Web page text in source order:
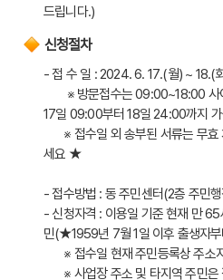
드립니다.)
신청절차
- 접 수 일 : 2024. 6. 17.(월) ~ 18.(
17일 09:00부터 18일 24:00까지
세요 ★
- 접수방법 : 동 주민센터(2층 주민
- 신청자격 : 이용일 기준 현재 만
민(★1959년 7월 1일 이후 출생자
※ 접수일 현재 주민등록상